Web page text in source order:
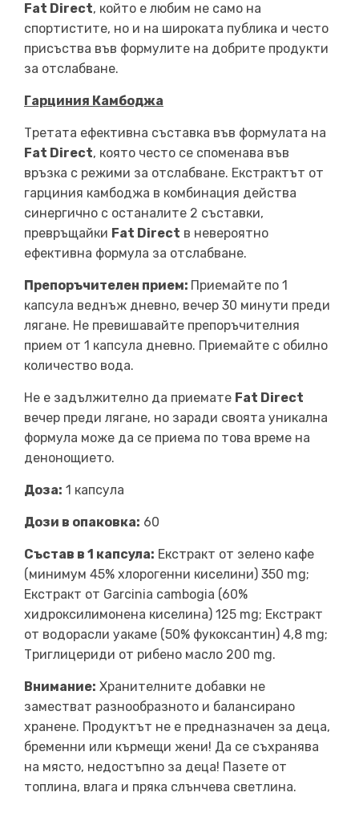
Fat Direct, който е любим не само на
спортистите, но и на широката публика и често
присъства във формулите на добрите продукти
за отслабване.
Гарциния Камбоджа
Третата ефективна съставка във формулата на
Fat Direct, която често се споменава във
връзка с режими за отслабване. Екстрактът от
гарциния камбоджа в комбинация действа
синергично с останалите 2 съставки,
превръщайки Fat Direct в невероятно
ефективна формула за отслабване.
Препоръчителен прием: Приемайте по 1
капсула веднъж дневно, вечер 30 минути преди
лягане. Не превишавайте препоръчителния
прием от 1 капсула дневно. Приемайте с обилно
количество вода.
Не е задължително да приемате Fat Direct
вечер преди лягане, но заради своята уникална
формула може да се приема по това време на
денонощието.
Дозa: 1 капсула
Дози в опаковка: 60
Състав в 1 капсула: Екстракт от зелено кафе
(минимум 45% хлорогенни киселини) 350 mg;
Екстракт от Garcinia cambogia (60%
хидроксилимонена киселина) 125 mg; Екстракт
от водорасли уакаме (50% фукоксантин) 4,8 mg;
Триглицериди от рибено масло 200 mg.
Внимание: Хранителните добавки не
заместват разнообразното и балансирано
хранене. Продуктът не е предназначен за деца,
бременни или кърмещи жени! Да се съхранява
на място, недостъпно за деца! Пазете от
топлина, влага и пряка слънчева светлина.